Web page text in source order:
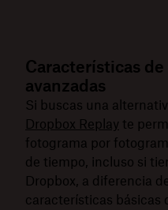
Características
avanzadas
Si buscas una
Dropbox Replay te
fotograma por
de tiempo, incluso si
Dropbox, a diferencia
características básicas